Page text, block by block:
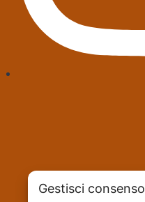
Gestisci consenso